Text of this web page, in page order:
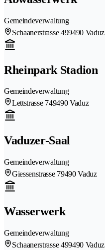
Gemeindeverwaltung
Schaanerstrasse 499490 Vaduz
Rheinpark Stadion
Gemeindeverwaltung
Lettstrasse 749490 Vaduz
Vaduzer-Saal
Gemeindeverwaltung
Giessenstrasse 79490 Vaduz
Wasserwerk
Gemeindeverwaltung
Schaanerstrasse 499490 Vaduz